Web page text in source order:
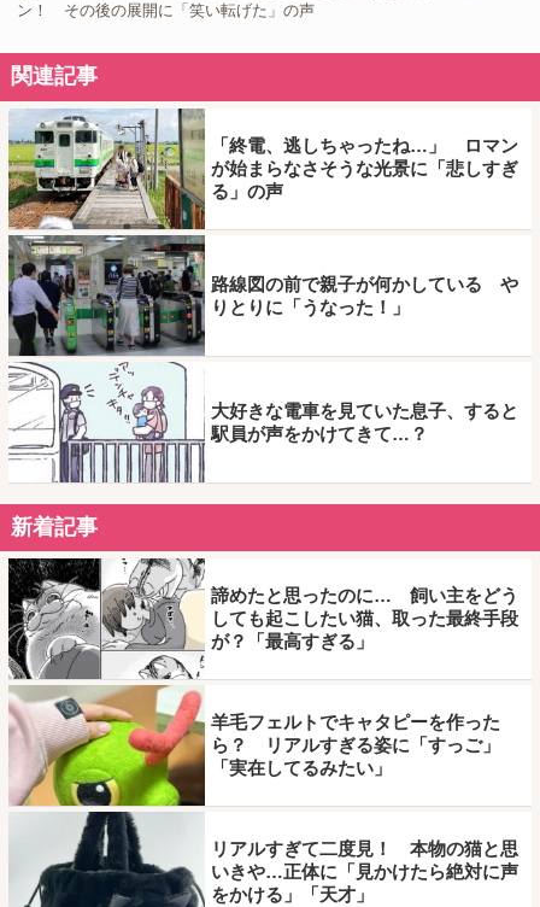
ン！ その後の展開に「笑い転げた」の声
関連記事
「終電、逃しちゃったね…」 ロマン
が始まらなさそうな光景に「悲しすぎ
る」の声
路線図の前で親子が何かしている や
りとりに「うなった！」
大好きな電車を見ていた息子、すると
駅員が声をかけてきて…？
新着記事
諦めたと思ったのに… 飼い主をどう
しても起こしたい猫、取った最終手段
が？「最高すぎる」
羊毛フェルトでキャタピーを作った
ら？ リアルすぎる姿に「すっご」
「実在してるみたい」
リアルすぎて二度見！ 本物の猫と思
いきや…正体に「見かけたら絶対に声
をかける」「天才」